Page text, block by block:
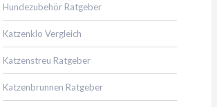
Hundezubehör Ratgeber
Katzenklo Vergleich
Katzenstreu Ratgeber
Katzenbrunnen Ratgeber